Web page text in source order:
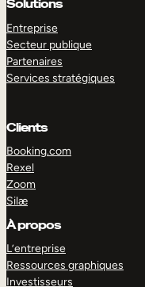
Solutions
Entreprise
Secteur publique
Partenaires
Services stratégiques
Clients
Booking.com
Rexel
Zoom
Silæ
À propos
L’entreprise
Ressources graphiques
Investisseurs